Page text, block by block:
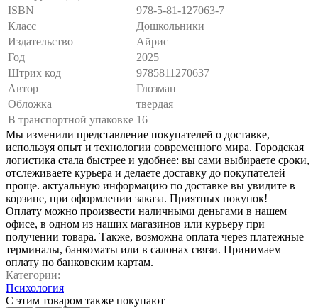
ISBN
978-5-81-127063-7
Класс
Дошкольники
Издательство
Айрис
Год
2025
Штрих код
9785811270637
Автор
Глозман
Обложка
твердая
В транспортной упаковке 16
Мы изменили представление покупателей о доставке,
используя опыт и технологии современного мира. Городская
логистика стала быстрее и удобнее: вы сами выбираете сроки,
отслеживаете курьера и делаете доставку до покупателей
проще. актуальную информацию по доставке вы увидите в
корзине, при оформлении заказа. Приятных покупок!
Оплату можно произвести наличными деньгами в нашем
офисе, в одном из наших магазинов или курьеру при
получении товара. Также, возможна оплата через платежные
терминалы, банкоматы или в салонах связи. Принимаем
оплату по банковским картам.
Категории:
Психология
С этим товаром также покупают